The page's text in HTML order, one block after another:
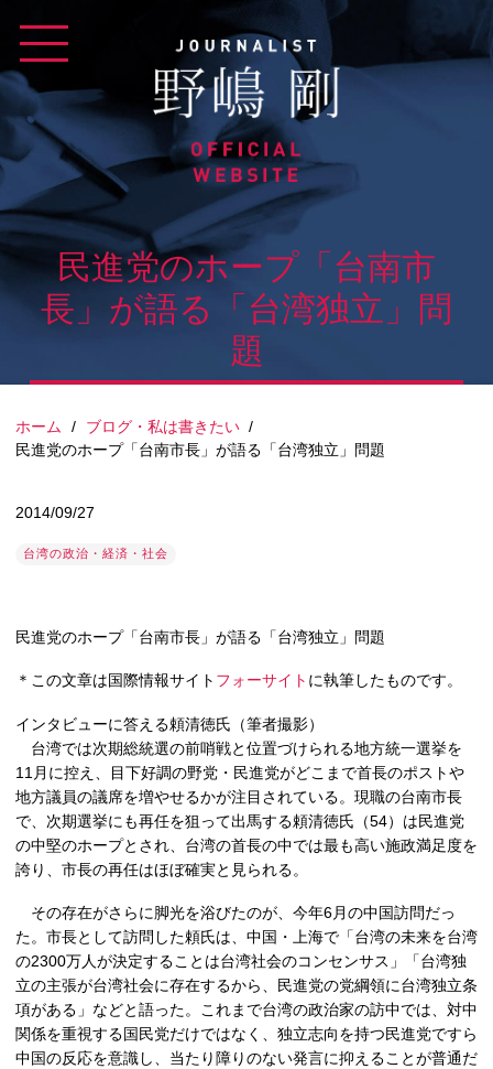
content
民進党のホープ「台南市
長」が語る「台湾独立」問
題
ホーム / ブログ・私は書きたい /
民進党のホープ「台南市長」が語る「台湾独立」問題
2014/09/27
台湾の政治・経済・社会
民進党のホープ「台南市長」が語る「台湾独立」問題
＊この文章は国際情報サイト フォーサイト に執筆したものです。
インタビューに答える頼清徳氏（筆者撮影）
台湾では次期総統選の前哨戦と位置づけられる地方統一選挙を
11月に控え、目下好調の野党・民進党がどこまで首長のポストや
地方議員の議席を増やせるかが注目されている。現職の台南市長
で、次期選挙にも再任を狙って出馬する頼清徳氏（54）は民進党
の中堅のホープとされ、台湾の首長の中では最も高い施政満足度を
誇り、市長の再任はほぼ確実と見られる。
その存在がさらに脚光を浴びたのが、今年6月の中国訪問だっ
た。市長として訪問した頼氏は、中国・上海で「台湾の未来を台湾
の2300万人が決定することは台湾社会のコンセンサス」「台湾独
立の主張が台湾社会に存在するから、民進党の党綱領に台湾独立条
項がある」などと語った。これまで台湾の政治家の訪中では、対中
関係を重視する国民党だけではなく、独立志向を持つ民進党ですら
中国の反応を意識し、当たり障りのない発言に抑えることが普通だ